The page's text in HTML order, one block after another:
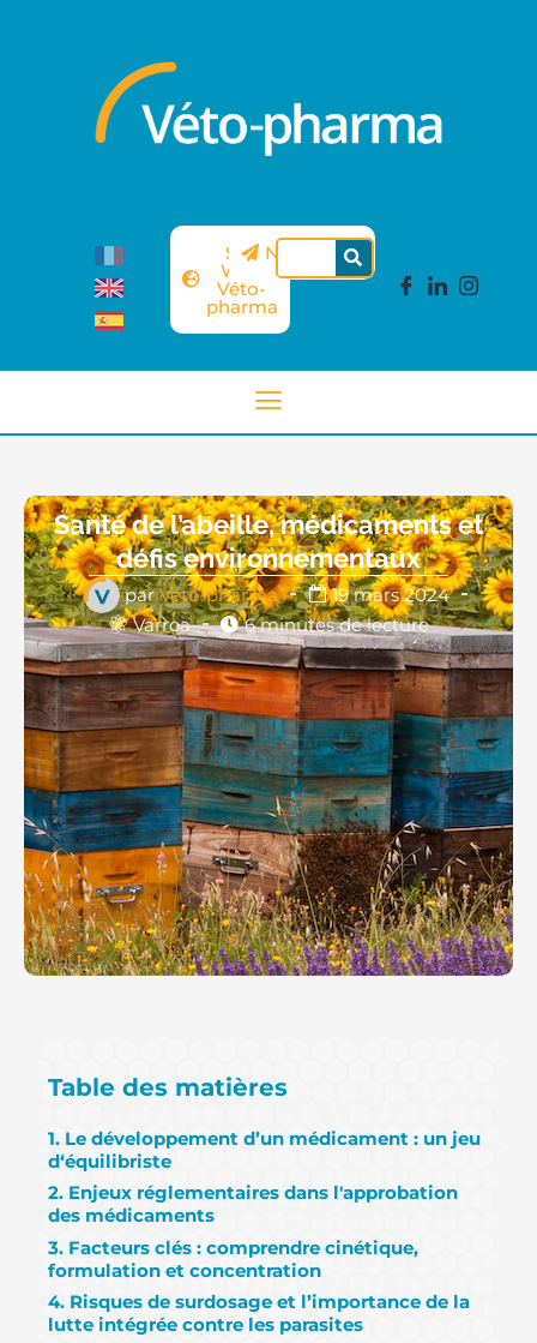
Site
Web
Véto-
pharma
Newsletter
Santé de l’abeille, médicaments et
défis environnementaux
parVéto-pharma
19 mars 2024
Varroa
6 minutes de lecture
Table des matières
1. Le développement d’un médicament : un jeu
d‘équilibriste
2. Enjeux réglementaires dans l'approbation
des médicaments
3. Facteurs clés : comprendre cinétique,
formulation et concentration
4. Risques de surdosage et l’importance de la
lutte intégrée contre les parasites